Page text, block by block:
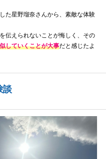
た星野瑠奈さんから、素敵な体験
伝えられないことが悔しく、その
していくことが大事だと感じたよ
談